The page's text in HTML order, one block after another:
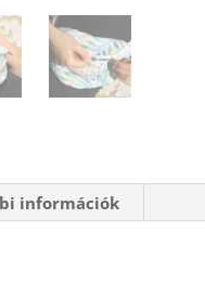
információk